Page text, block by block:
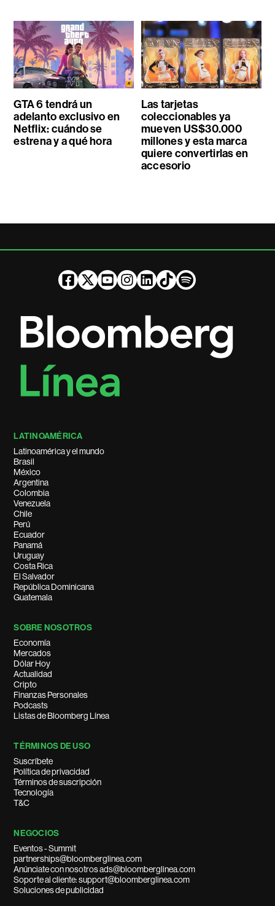
GTA 6 tendrá un
adelanto exclusivo en
Netflix: cuándo se
estrena y a qué hora
Las tarjetas
coleccionables ya
mueven US$30.000
millones y esta marca
quiere convertirlas en
accesorio
LATINOAMÉRICA
Latinoamérica y el mundo
Brasil
México
Argentina
Colombia
Venezuela
Chile
Perú
Ecuador
Panamá
Uruguay
Costa Rica
El Salvador
República Dominicana
Guatemala
SOBRE NOSOTROS
Economía
Mercados
Dólar Hoy
Actualidad
Cripto
Finanzas Personales
Podcasts
Listas de Bloomberg Línea
TÉRMINOS DE USO
Suscríbete
Política de privacidad
Términos de suscripción
Tecnología
T&C
NEGOCIOS
Eventos - Summit
partnerships@bloomberglinea.com
Anúnciate con nosotros ads@bloomberglinea.com
Soporte al cliente: support@bloomberglinea.com
Soluciones de publicidad